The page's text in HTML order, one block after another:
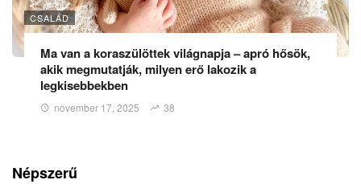
CSALÁD
Ma van a koraszülöttek világnapja – apró hősök,
akik megmutatják, milyen erő lakozik a
legkisebbekben
november 17, 2025 38
Népszerű